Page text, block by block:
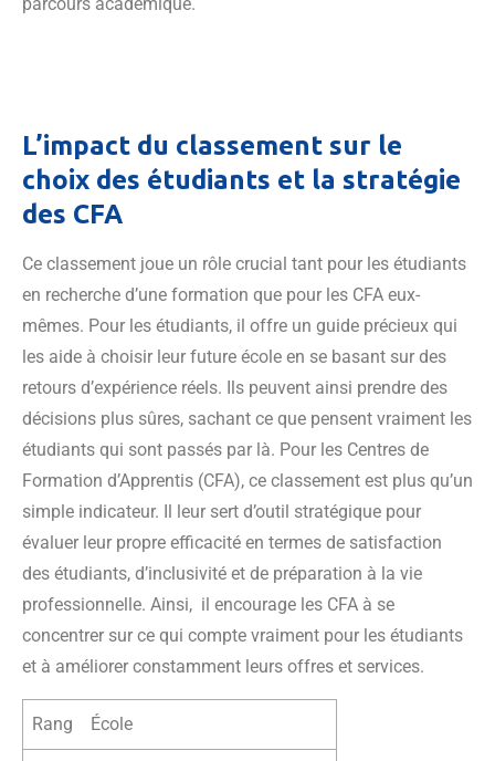
L’impact du classement sur le
choix des étudiants et la stratégie
des CFA
Ce classement joue un rôle crucial tant pour les étudiants
en recherche d’une formation que pour les CFA eux-
mêmes. Pour les étudiants, il offre un guide précieux qui
les aide à choisir leur future école en se basant sur des
retours d’expérience réels. Ils peuvent ainsi prendre des
décisions plus sûres, sachant ce que pensent vraiment les
étudiants qui sont passés par là. Pour les Centres de
Formation d’Apprentis (CFA), ce classement est plus qu’un
simple indicateur. Il leur sert d’outil stratégique pour
évaluer leur propre efficacité en termes de satisfaction
des étudiants, d’inclusivité et de préparation à la vie
professionnelle. Ainsi, il encourage les CFA à se
concentrer sur ce qui compte vraiment pour les étudiants
et à améliorer constamment leurs offres et services.
Rang École